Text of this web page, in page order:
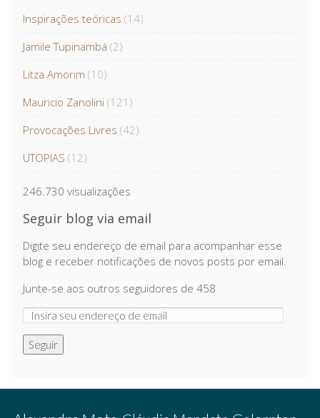
Inspirações teóricas (14)
Jamile Tupinambá (2)
Litza Amorim (10)
Mauricio Zanolini (121)
Provocações Livres (42)
UTOPIAS (12)
246.730 visualizações
Seguir blog via email
Digite seu endereço de email para acompanhar esse
blog e receber notificações de novos posts por email.
Junte-se aos outros seguidores de 458
Seguir